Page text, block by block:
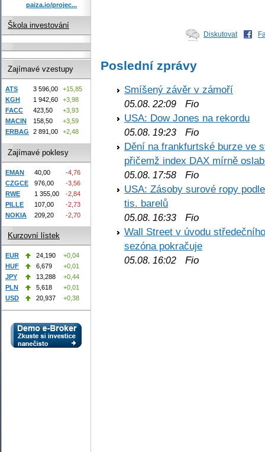
Diskutovat
Poslední zprávy
Smíšený závěr v zámoří
05.08. 22:09 Fio
USA: Dow Jones na rekordu
05.08. 19:23 Fio
Dění na frankfurtské burze ve
přičemž index DAX mírně
05.08. 17:58 Fio
USA: Zásoby surové ropy
tis. barelů
05.08. 16:33 Fio
Wall Street v úvodu
sezóna pokračuje
05.08. 16:02 Fio
paiza.io/projec...
Škola investování
Zajímavé vzestupy
ATS 3 596,00
+15,85
KGH
1 942,60
+3,98
FACC
423,50
+3,93
MACIN
158,50
+3,59
ERBAG
2 891,00 +2,48
Zajímavé poklesy
EMAN 40,00
-4,76
CZGCE
976,00
-3,56
RWE
1 355,00
-2,84
PILLE
107,00
-2,73
NOKIA
209,20 -2,70
Kurzovní lístek
EUR 24,190
+0,04
HUF
6,679
+0,01
JPY
13,288
+0,44
PLN
5,618
+0,01
USD
20,937 +0,38